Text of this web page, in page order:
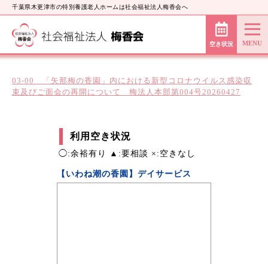
千葉県木更津市の特別養護老人ホームは社会福祉法人梅香会へ
空き状況
利用空き状況
◯:余裕有り ▲:要相談 ×:空きなし
【いわね潮の香園】デイサービス
03-00 「矢那梅の香園」内における新型コロナウイルス感染収
束及びご面会の再開について 梅法人本部第004号20260427